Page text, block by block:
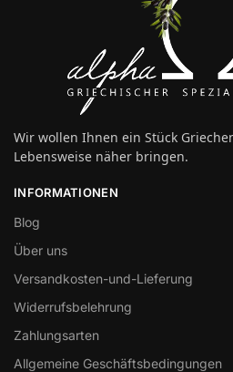
Wir wollen Ihnen ein Stück
Lebensweise näher bringen.
INFORMATIONEN
Blog
Über uns
Versandkosten-und-Lieferung
Widerrufsbelehrung
Zahlungsarten
Allgemeine Geschäftsbedingungen